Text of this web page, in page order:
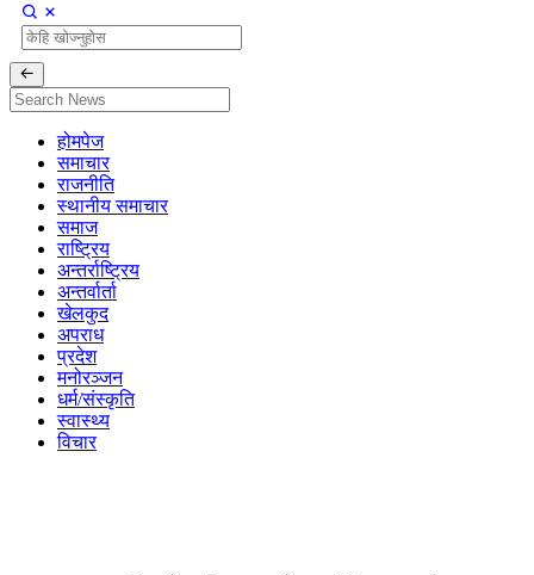
होमपेज
समाचार
राजनीति
स्थानीय समाचार
समाज
राष्ट्रिय
अन्तर्राष्ट्रिय
अन्तर्वार्ता
खेलकुद
अपराध
प्रदेश
मनोरञ्जन
धर्म/संस्कृति
स्वास्थ्य
विचार